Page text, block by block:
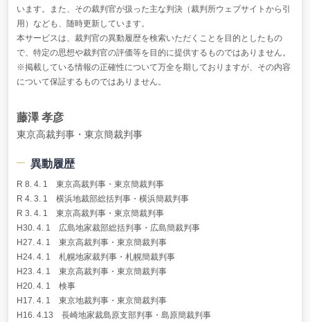
います。また、その裁判官が扱った主な判決（裁判所ウェブサイトから引
用）なども、随時更新しています。
本サービスは、裁判官の異動履歴を検索いただくことを目的としたもの
で、特定の思想や裁判官の評価等を目的に提供するものではありません。
※掲載している情報の正確性について万全を期しておりますが、その内容
について保証するものではありません。
藤澤 孝彦
東京高裁判事・東京簡裁判事
異動履歴
R 8. 4. 1 東京高裁判事・東京簡裁判事
R 4. 3. 1 横浜地裁部総括判事・横浜簡裁判事
R 3. 4. 1 東京高裁判事・東京簡裁判事
H30. 4. 1 広島地家裁部総括判事・広島簡裁判事
H27. 4. 1 東京高裁判事・東京簡裁判事
H24. 4. 1 札幌地家裁判事・札幌簡裁判事
H23. 4. 1 東京高裁判事・東京簡裁判事
H20. 4. 1 検事
H17. 4. 1 東京地裁判事・東京簡裁判事
H16. 4.13 長崎地家裁島原支部判事・島原簡裁判事